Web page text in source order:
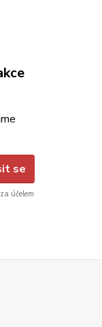
se
za účelem